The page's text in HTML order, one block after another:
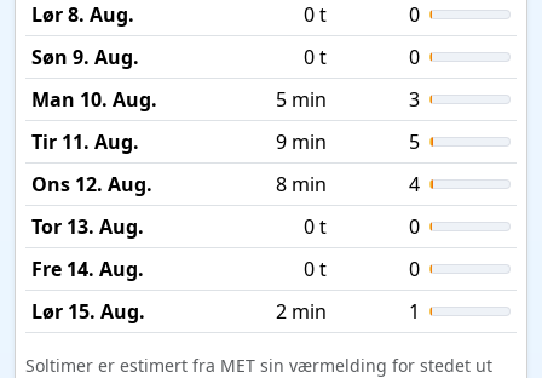
Lør 8. Aug.
0 t
0
Søn 9. Aug.
0 t
0
Man 10. Aug.
5 min
3
Tir 11. Aug.
9 min
5
Ons 12. Aug.
8 min
4
Tor 13. Aug.
0 t
0
Fre 14. Aug.
0 t
0
Lør 15. Aug.
2 min 1
Soltimer er estimert fra MET sin værmelding for stedet ut